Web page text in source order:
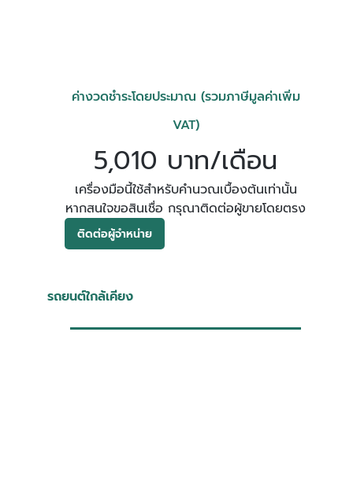
ค่างวดชำระโดยประมาณ (รวมภาษีมูลค่าเพิ่ม
VAT)
5,010 บาท/เดือน
เครื่องมือนี้ใช้สำหรับคำนวณเบื้องต้นเท่านั้น
หากสนใจขอสินเชื่อ กรุณาติดต่อผู้ขายโดยตรง
ติดต่อผู้จำหน่าย
รถยนต์ใกล้เคียง